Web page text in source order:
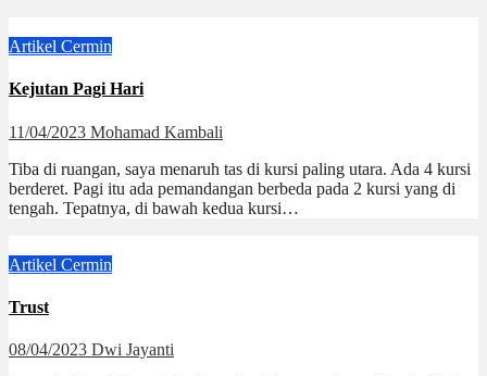
Artikel Cermin
Kejutan Pagi Hari
11/04/2023 Mohamad Kambali
Tiba di ruangan, saya menaruh tas di kursi paling utara. Ada 4 kursi
berderet. Pagi itu ada pemandangan berbeda pada 2 kursi yang di
tengah. Tepatnya, di bawah kedua kursi…
Artikel Cermin
Trust
08/04/2023 Dwi Jayanti